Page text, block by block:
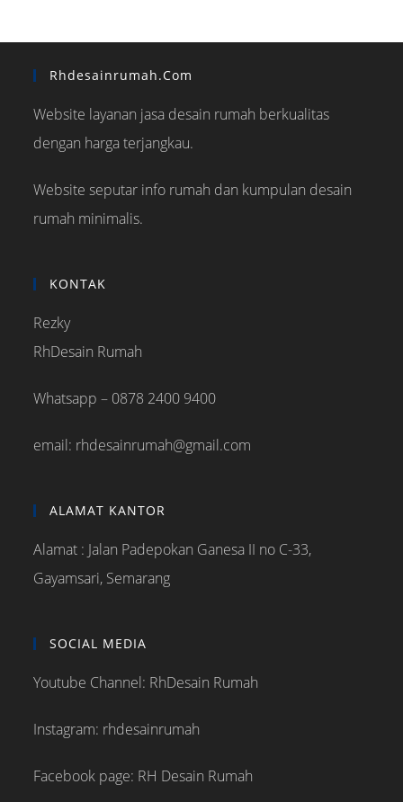
Rhdesainrumah.com
Website layanan jasa desain rumah berkualitas
dengan harga terjangkau.
Website seputar info rumah dan kumpulan desain
rumah minimalis.
KONTAK
Rezky
RhDesain Rumah
Whatsapp – 0878 2400 9400
email: rhdesainrumah@gmail.com
ALAMAT KANTOR
Alamat : Jalan Padepokan Ganesa II no C-33,
Gayamsari, Semarang
SOCIAL MEDIA
Youtube Channel: RhDesain Rumah
Instagram: rhdesainrumah
Facebook page: RH Desain Rumah